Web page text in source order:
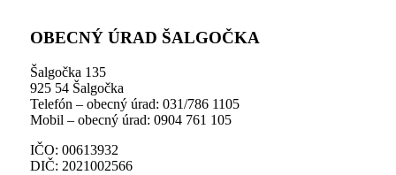
OBECNÝ ÚRAD ŠALGOČKA
Šalgočka 135
925 54 Šalgočka
Telefón – obecný úrad: 031/786 1105
Mobil – obecný úrad: 0904 761 105
IČO: 00613932
DIČ: 2021002566